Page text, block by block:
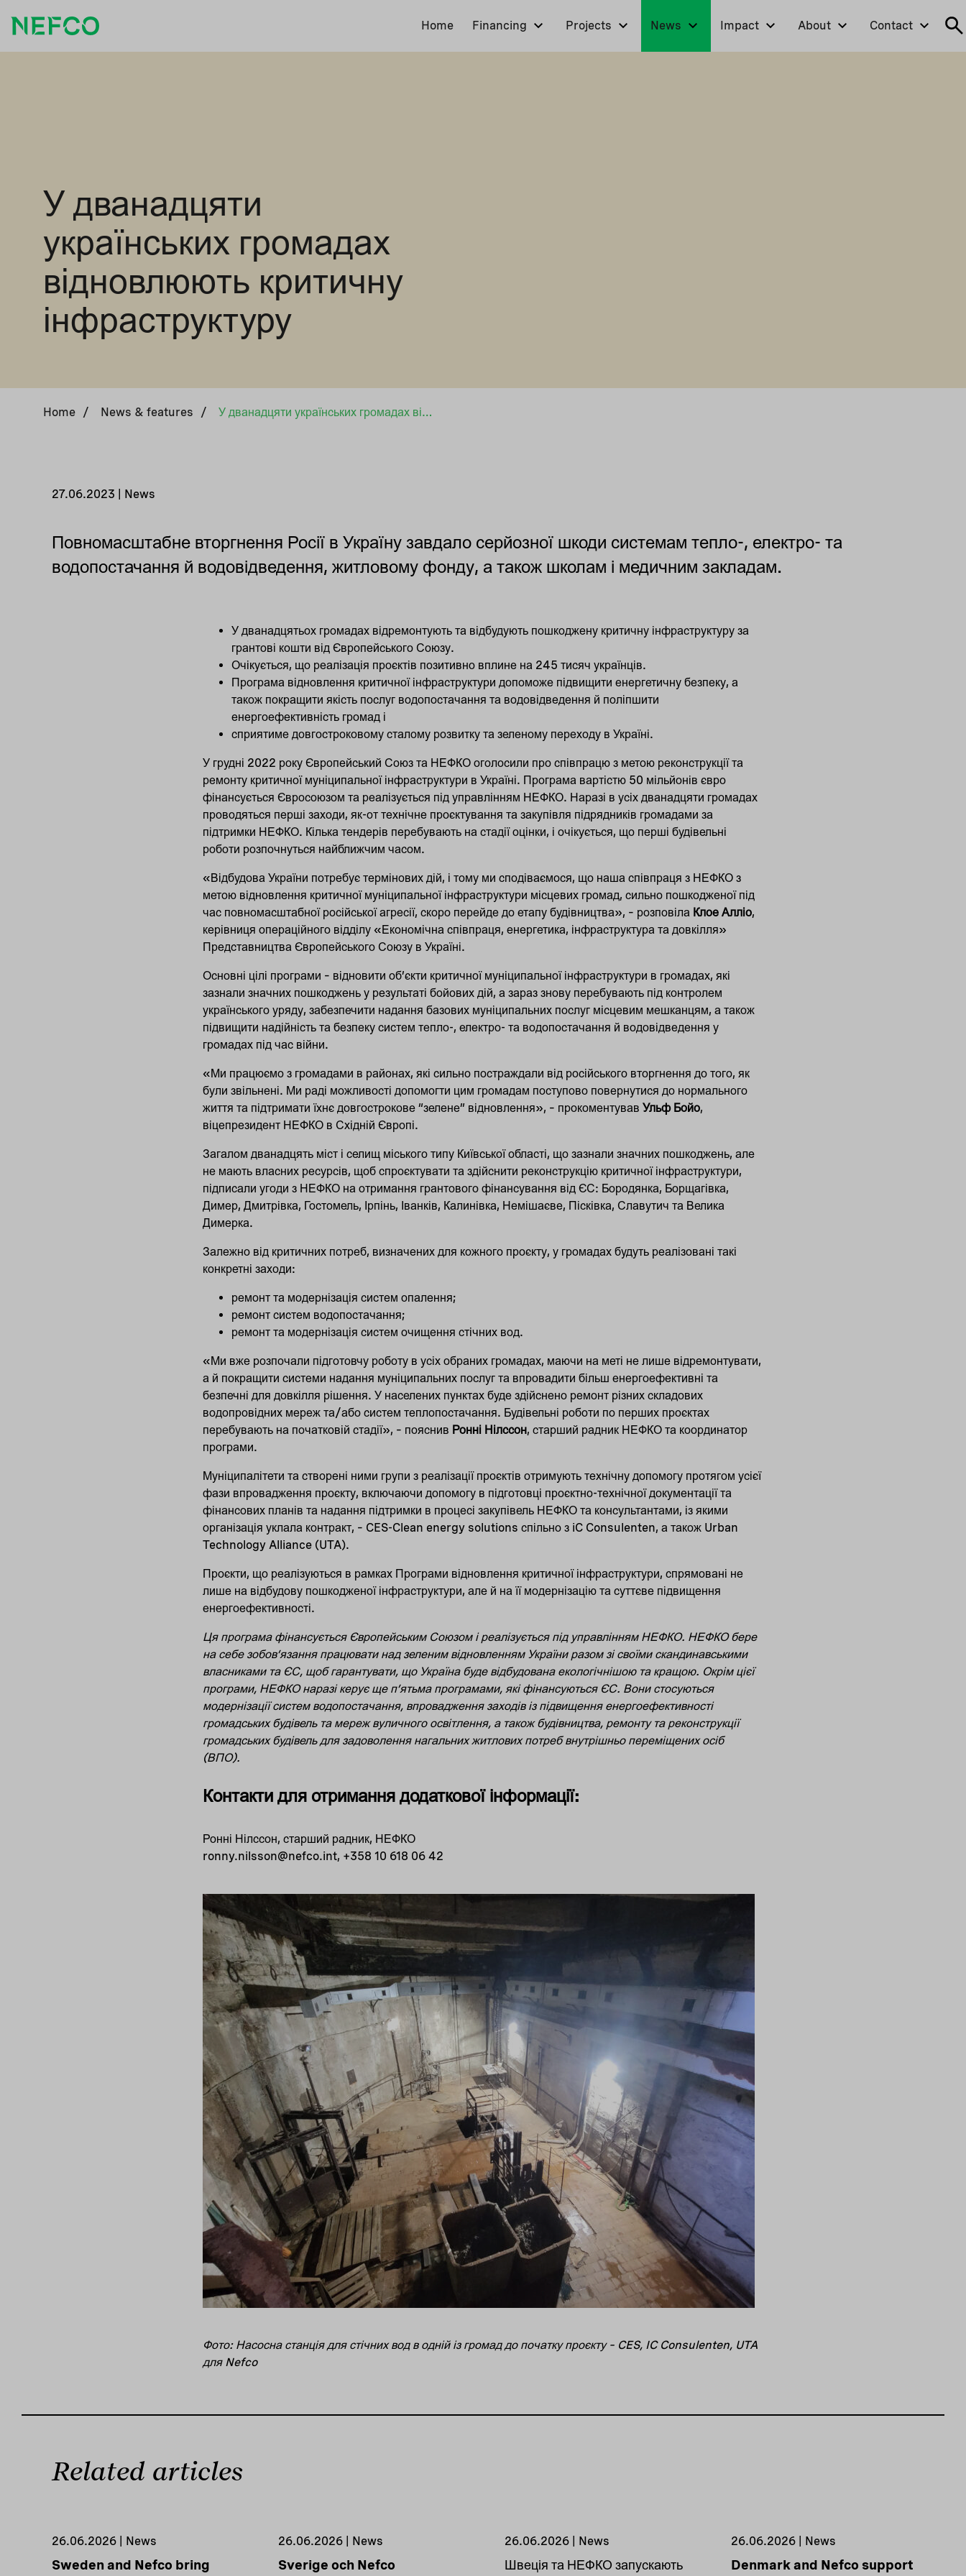
Home Financing Projects News Impact About Contact
У дванадцяти
українських громадах
відновлюють критичну
інфраструктуру
Home / News & features / У дванадцяти українських громадах відновлюють критичну інфраструктуру
27.06.2023 | News
Повномасштабне вторгнення Росії в Україну завдало серйозної шкоди системам тепло-, електро- та
водопостачання й водовідведення, житловому фонду, а також школам і медичним закладам.
У дванадцятьох громадах відремонтують та відбудують пошкоджену критичну інфраструктуру за
грантові кошти від Європейського Союзу.
Очікується, що реалізація проєктів позитивно вплине на 245 тисяч українців.
Програма відновлення критичної інфраструктури допоможе підвищити енергетичну безпеку, а
також покращити якість послуг водопостачання та водовідведення й поліпшити
енергоефективність громад і
сприятиме довгостроковому сталому розвитку та зеленому переходу в Україні.
У грудні 2022 року Європейський Союз та НЕФКО оголосили про співпрацю з метою реконструкції та
ремонту критичної муніципальної інфраструктури в Україні. Програма вартістю 50 мільйонів євро
фінансується Євросоюзом та реалізується під управлінням НЕФКО. Наразі в усіх дванадцяти громадах
проводяться перші заходи, як-от технічне проєктування та закупівля підрядників громадами за
підтримки НЕФКО. Кілька тендерів перебувають на стадії оцінки, і очікується, що перші будівельні
роботи розпочнуться найближчим часом.
«Відбудова України потребує термінових дій, і тому ми сподіваємося, що наша співпраця з НЕФКО з
метою відновлення критичної муніципальної інфраструктури місцевих громад, сильно пошкодженої під
час повномасштабної російської агресії, скоро перейде до етапу будівництва», – розповіла Клое Алліо,
керівниця операційного відділу «Економічна співпраця, енергетика, інфраструктура та довкілля»
Представництва Європейського Союзу в Україні.
Основні цілі програми – відновити об’єкти критичної муніципальної інфраструктури в громадах, які
зазнали значних пошкоджень у результаті бойових дій, а зараз знову перебувають під контролем
українського уряду, забезпечити надання базових муніципальних послуг місцевим мешканцям, а також
підвищити надійність та безпеку систем тепло-, електро- та водопостачання й водовідведення у
громадах під час війни.
«Ми працюємо з громадами в районах, які сильно постраждали від російського вторгнення до того, як
були звільнені. Ми раді можливості допомогти цим громадам поступово повернутися до нормального
життя та підтримати їхнє довгострокове “зелене” відновлення», – прокоментував Ульф Бойо,
віцепрезидент НЕФКО в Східній Європі.
Загалом дванадцять міст і селищ міського типу Київської області, що зазнали значних пошкоджень, але
не мають власних ресурсів, щоб спроєктувати та здійснити реконструкцію критичної інфраструктури,
підписали угоди з НЕФКО на отримання грантового фінансування від ЄС: Бородянка, Борщагівка,
Димер, Дмитрівка, Гостомель, Ірпінь, Іванків, Калинівка, Немішаєве, Пісківка, Славутич та Велика
Димерка.
Залежно від критичних потреб, визначених для кожного проєкту, у громадах будуть реалізовані такі
конкретні заходи:
ремонт та модернізація систем опалення;
ремонт систем водопостачання;
ремонт та модернізація систем очищення стічних вод.
«Ми вже розпочали підготовчу роботу в усіх обраних громадах, маючи на меті не лише відремонтувати,
а й покращити системи надання муніципальних послуг та впровадити більш енергоефективні та
безпечні для довкілля рішення. У населених пунктах буде здійснено ремонт різних складових
водопровідних мереж та/або систем теплопостачання. Будівельні роботи по перших проєктах
перебувають на початковій стадії», – пояснив Ронні Нілссон, старший радник НЕФКО та координатор
програми.
Муніципалітети та створені ними групи з реалізації проєктів отримують технічну допомогу протягом усієї
фази впровадження проєкту, включаючи допомогу в підготовці проєктно-технічної документації та
фінансових планів та надання підтримки в процесі закупівель НЕФКО та консультантами, із якими
організація уклала контракт, – CES-Clean energy solutions спільно з iC Consulenten, а також Urban
Technology Alliance (UTA).
Проєкти, що реалізуються в рамках Програми відновлення критичної інфраструктури, спрямовані не
лише на відбудову пошкодженої інфраструктури, але й на її модернізацію та суттєве підвищення
енергоефективності.
Ця програма фінансується Європейським Союзом і реалізується під управлінням НЕФКО. НЕФКО бере
на себе зобов’язання працювати над зеленим відновленням України разом зі своїми скандинавськими
власниками та ЄС, щоб гарантувати, що Україна буде відбудована екологічнішою та кращою. Окрім цієї
програми, НЕФКО наразі керує ще п’ятьма програмами, які фінансуються ЄС. Вони стосуються
модернізації систем водопостачання, впровадження заходів із підвищення енергоефективності
громадських будівель та мереж вуличного освітлення, а також будівництва, ремонту та реконструкції
громадських будівель для задоволення нагальних житлових потреб внутрішньо переміщених осіб
(ВПО).
Контакти для отримання додаткової інформації:
Ронні Нілссон, старший радник, НЕФКО
ronny.nilsson@nefco.int, +358 10 618 06 42
Фото: Насосна станція для стічних вод в одній із громад до початку проєкту – CES, IC Consulenten, UTA
для Nefco
Related articles
26.06.2026 | News
Sweden and Nefco bring
26.06.2026 | News
Sverige och Nefco
26.06.2026 | News
Швеція та НЕФКО запускають
26.06.2026 | News
Denmark and Nefco support